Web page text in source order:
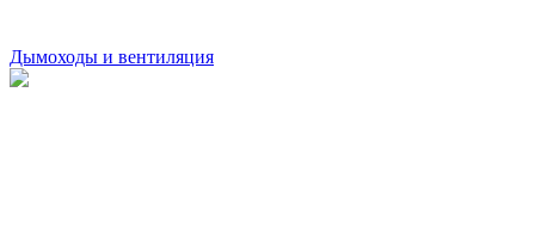
Дымоходы и вентиляция